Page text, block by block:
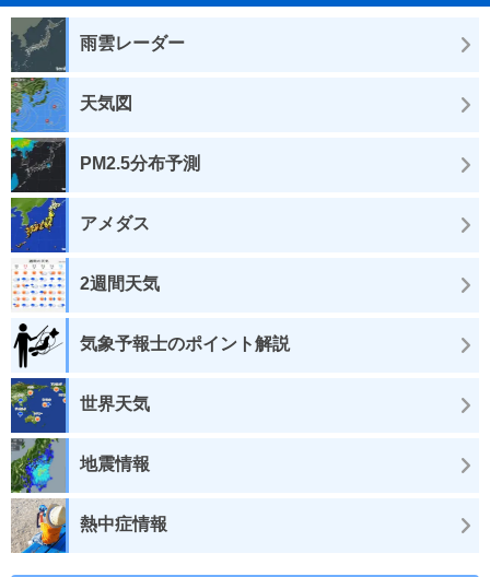
雨雲レーダー
天気図
PM2.5分布予測
アメダス
2週間天気
気象予報士のポイント解説
世界天気
地震情報
熱中症情報